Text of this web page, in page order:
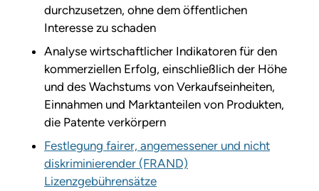
durchzusetzen, ohne dem öffentlichen
Interesse zu schaden
Analyse wirtschaftlicher Indikatoren für den
kommerziellen Erfolg, einschließlich der Höhe
und des Wachstums von Verkaufseinheiten,
Einnahmen und Marktanteilen von Produkten,
die Patente verkörpern
Festlegung fairer, angemessener und nicht
diskriminierender (FRAND)
Lizenzgebührensätze